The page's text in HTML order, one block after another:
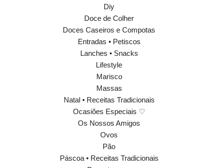
Diy
Doce de Colher
Doces Caseiros e Compotas
Entradas • Petiscos
Lanches • Snacks
Lifestyle
Marisco
Massas
Natal • Receitas Tradicionais
Ocasiões Especiais ♡
Os Nossos Amigos
Ovos
Pão
Páscoa • Receitas Tradicionais